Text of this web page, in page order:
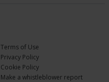
Terms of Use
Privacy Policy
Cookie Policy
Make a whistleblower report